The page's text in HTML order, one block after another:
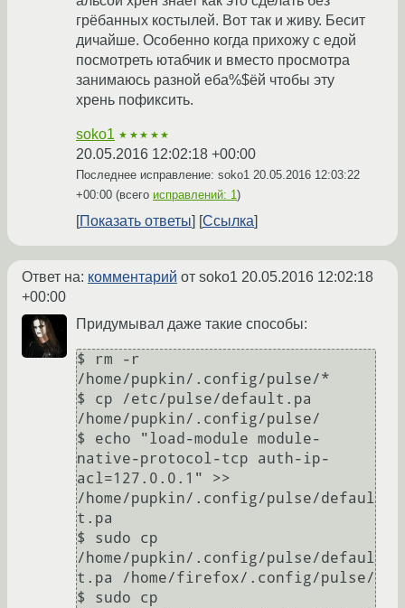
грёбанных костылей. Вот так и живу. Бесит
дичайше. Особенно когда прихожу с едой
посмотреть ютабчик и вместо просмотра
занимаюсь разной еба%$ёй чтобы эту
хрень пофиксить.
soko1 ★★★★★
20.05.2016 12:02:18 +00:00
Последнее исправление: soko1 20.05.2016 12:03:22
+00:00 (всего исправлений: 1)
Показать ответы Ссылка
Ответ на: комментарий от soko1 20.05.2016 12:02:18
+00:00
Придумывал даже такие способы:
$ rm -r
/home/pupkin/.config/pulse/*
$ cp /etc/pulse/default.pa
/home/pupkin/.config/pulse/
$ echo "load-module module-
native-protocol-tcp auth-ip-
acl=127.0.0.1" >>
/home/pupkin/.config/pulse/defaul
t.pa
$ sudo cp
/home/pupkin/.config/pulse/defaul
t.pa /home/firefox/.config/pulse/
$ sudo cp